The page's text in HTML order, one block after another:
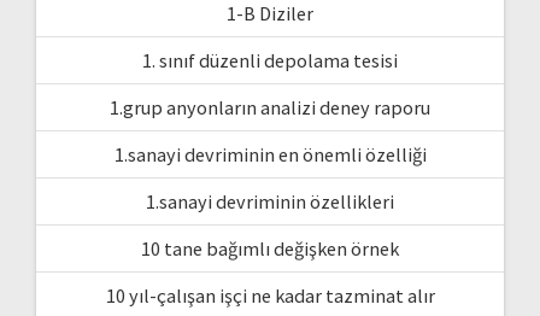
1-B Diziler
1. sınıf düzenli depolama tesisi
1.grup anyonların analizi deney raporu
1.sanayi devriminin en önemli özelliği
1.sanayi devriminin özellikleri
10 tane bağımlı değişken örnek
10 yıl-çalışan işçi ne kadar tazminat alır